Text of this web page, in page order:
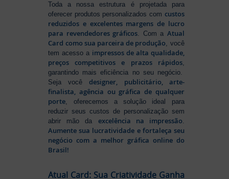
Toda a nossa estrutura é projetada para
oferecer produtos personalizados com custos
reduzidos e excelentes margens de lucro
para revendedores gráficos. Com a Atual
Card como sua parceira de produção, você
tem acesso a impressos de alta qualidade,
preços competitivos e prazos rápidos,
garantindo mais eficiência no seu negócio.
Seja vocêdesigner, publicitário, arte-
finalista, agência ou gráfica de qualquer
porte, oferecemos a solução ideal para
reduzir seus custos de personalização sem
abrir mão da excelência na impressão.
Aumente sua lucratividade e fortaleça seu
negócio com a melhor gráfica online do
Brasil!
Atual Card: Sua Criatividade Ganha